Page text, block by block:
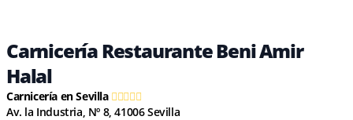
Carnicería Restaurante Beni Amir
Halal
Carnicería en Sevilla
Av. la Industria, Nº 8, 41006 Sevilla